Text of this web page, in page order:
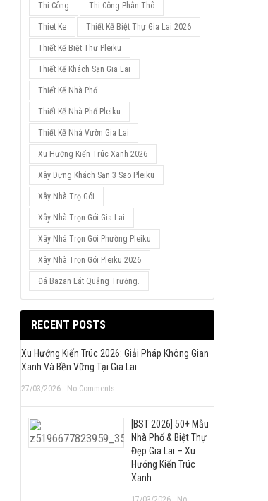
Thi Công Thi Công Phân Thô
Thiet Ke Thiết Kế Biệt Thự Gia Lai 2026
Thiết Kế Biệt Thự Pleiku
Thiết Kế Khách Sạn Gia Lai
Thiết Kế Nhà Phố
Thiết Kế Nhà Phố Pleiku
Thiết Kế Nhà Vườn Gia Lai
Xu Hướng Kiến Trúc Xanh 2026
Xây Dựng Khách Sạn 3 Sao Pleiku
Xây Nhà Trọ Gói
Xây Nhà Trọn Gói Gia Lai
Xây Nhà Trọn Gói Phường Pleiku
Xây Nhà Trọn Gói Pleiku 2026
Đá Bazan Lát Quảng Trường.
RECENT POSTS
Xu Hướng Kiến Trúc 2026: Giải Pháp Không Gian
Xanh Và Bền Vững Tại Gia Lai
27/03/2026 No Comments
[BST 2026] 50+ Mẫu
Nhà Phố & Biệt Thự
Đẹp Gia Lai – Xu
Hướng Kiến Trúc
Xanh